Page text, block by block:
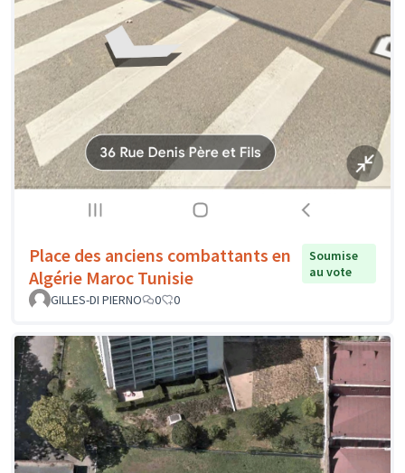
Place des anciens combattants en
Algérie Maroc Tunisie
Soumise
au vote
GILLES-DI PIERNO
0 0